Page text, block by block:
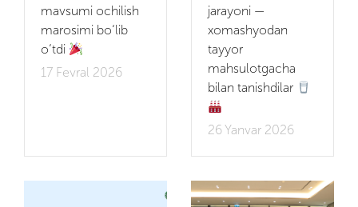
mavsumi ochilish
marosimi bo‘lib
o‘tdi
17 Fevral 2026
jarayoni —
xomashyodan
tayyor
mahsulotgacha
bilan tanishdilar
26 Yanvar 2026